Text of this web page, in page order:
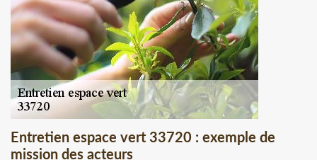
Entretien espace vert 33720 : exemple de
mission des acteurs